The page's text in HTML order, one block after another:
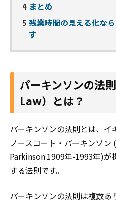
4 まとめ
5 残業時間の見える化な
す
パーキンソンの法
Law）とは？
パーキンソンの法則とは、イ
ノースコート・パーキンソ
Parkinson 1909年-1993年)が
する法則です。
パーキンソンの法則は複数あ